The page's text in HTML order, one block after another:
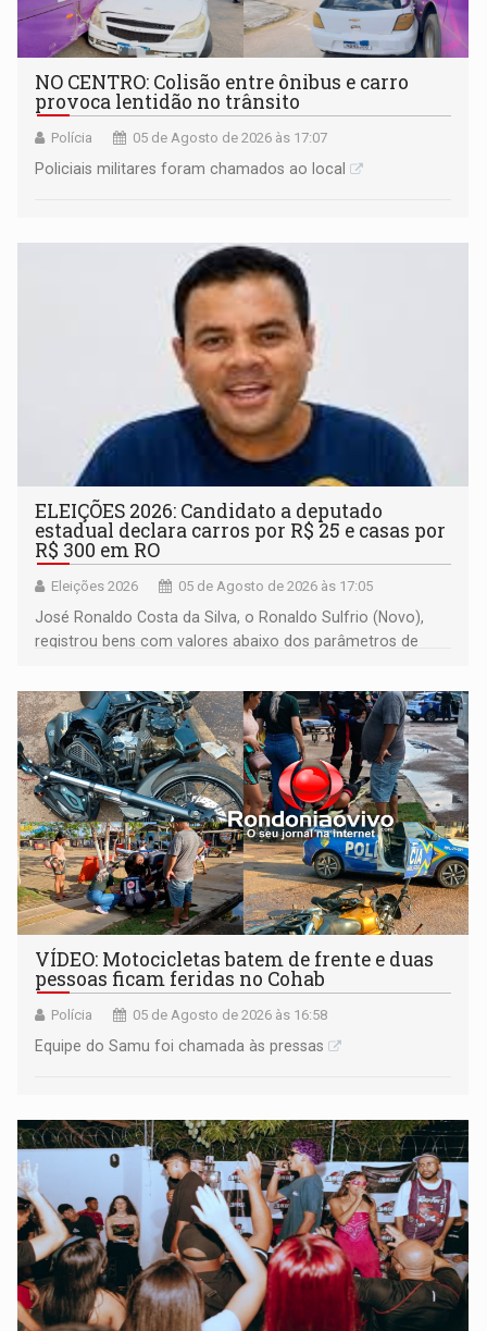
NO CENTRO: Colisão entre ônibus e carro
provoca lentidão no trânsito
Polícia 05 de Agosto de 2026 às 17:07
Policiais militares foram chamados ao local
ELEIÇÕES 2026: Candidato a deputado
estadual declara carros por R$ 25 e casas por
R$ 300 em RO
Eleições 2026 05 de Agosto de 2026 às 17:05
José Ronaldo Costa da Silva, o Ronaldo Sulfrio (Novo),
registrou bens com valores abaixo dos parâmetros de
milhões
VÍDEO: Motocicletas batem de frente e duas
pessoas ficam feridas no Cohab
Polícia 05 de Agosto de 2026 às 16:58
Equipe do Samu foi chamada às pressas